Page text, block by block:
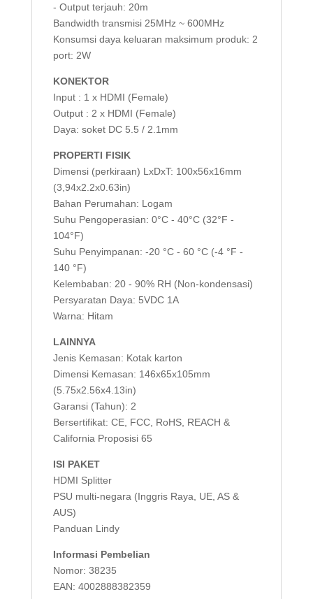
- Output terjauh: 20m
Bandwidth transmisi 25MHz ~ 600MHz
Konsumsi daya keluaran maksimum produk: 2
port: 2W
KONEKTOR
Input : 1 x HDMI (Female)
Output : 2 x HDMI (Female)
Daya: soket DC 5.5 / 2.1mm
PROPERTI FISIK
Dimensi (perkiraan) LxDxT: 100x56x16mm
(3,94x2.2x0.63in)
Bahan Perumahan: Logam
Suhu Pengoperasian: 0°C - 40°C (32°F -
104°F)
Suhu Penyimpanan: -20 °C - 60 °C (-4 °F -
140 °F)
Kelembaban: 20 - 90% RH (Non-kondensasi)
Persyaratan Daya: 5VDC 1A
Warna: Hitam
LAINNYA
Jenis Kemasan: Kotak karton
Dimensi Kemasan: 146x65x105mm
(5.75x2.56x4.13in)
Garansi (Tahun): 2
Bersertifikat: CE, FCC, RoHS, REACH &
California Proposisi 65
ISI PAKET
HDMI Splitter
PSU multi-negara (Inggris Raya, UE, AS &
AUS)
Panduan Lindy
Informasi Pembelian
Nomor: 38235
EAN: 4002888382359